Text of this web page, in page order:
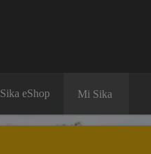
Sika eShop Mi Sika